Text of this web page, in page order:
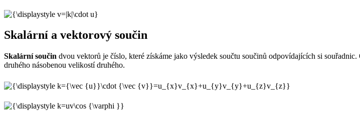
Skalární a vektorový součin
Skalární součin dvou vektorů je číslo, které získáme jako výsledek součtu součinů odpovídajících si
druhého násobenou velikostí druhého.